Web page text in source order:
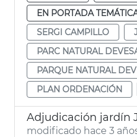
EN PORTADA
SERGI CAMPILLO
PARC NATURAL
PARQUE NATURAL
PLAN ORDENACIÓN
Adjudicación jardín
modificado hace 3